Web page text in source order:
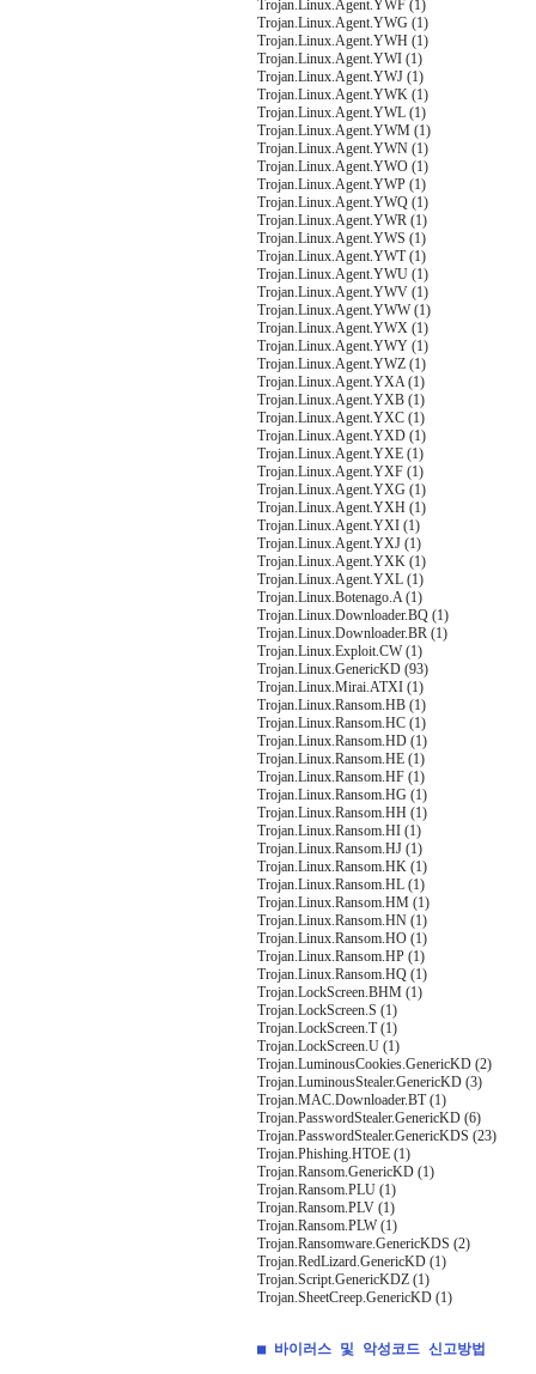
Trojan.Linux.Agent.YWF (1)
Trojan.Linux.Agent.YWG (1)
Trojan.Linux.Agent.YWH (1)
Trojan.Linux.Agent.YWI (1)
Trojan.Linux.Agent.YWJ (1)
Trojan.Linux.Agent.YWK (1)
Trojan.Linux.Agent.YWL (1)
Trojan.Linux.Agent.YWM (1)
Trojan.Linux.Agent.YWN (1)
Trojan.Linux.Agent.YWO (1)
Trojan.Linux.Agent.YWP (1)
Trojan.Linux.Agent.YWQ (1)
Trojan.Linux.Agent.YWR (1)
Trojan.Linux.Agent.YWS (1)
Trojan.Linux.Agent.YWT (1)
Trojan.Linux.Agent.YWU (1)
Trojan.Linux.Agent.YWV (1)
Trojan.Linux.Agent.YWW (1)
Trojan.Linux.Agent.YWX (1)
Trojan.Linux.Agent.YWY (1)
Trojan.Linux.Agent.YWZ (1)
Trojan.Linux.Agent.YXA (1)
Trojan.Linux.Agent.YXB (1)
Trojan.Linux.Agent.YXC (1)
Trojan.Linux.Agent.YXD (1)
Trojan.Linux.Agent.YXE (1)
Trojan.Linux.Agent.YXF (1)
Trojan.Linux.Agent.YXG (1)
Trojan.Linux.Agent.YXH (1)
Trojan.Linux.Agent.YXI (1)
Trojan.Linux.Agent.YXJ (1)
Trojan.Linux.Agent.YXK (1)
Trojan.Linux.Agent.YXL (1)
Trojan.Linux.Botenago.A (1)
Trojan.Linux.Downloader.BQ (1)
Trojan.Linux.Downloader.BR (1)
Trojan.Linux.Exploit.CW (1)
Trojan.Linux.GenericKD (93)
Trojan.Linux.Mirai.ATXI (1)
Trojan.Linux.Ransom.HB (1)
Trojan.Linux.Ransom.HC (1)
Trojan.Linux.Ransom.HD (1)
Trojan.Linux.Ransom.HE (1)
Trojan.Linux.Ransom.HF (1)
Trojan.Linux.Ransom.HG (1)
Trojan.Linux.Ransom.HH (1)
Trojan.Linux.Ransom.HI (1)
Trojan.Linux.Ransom.HJ (1)
Trojan.Linux.Ransom.HK (1)
Trojan.Linux.Ransom.HL (1)
Trojan.Linux.Ransom.HM (1)
Trojan.Linux.Ransom.HN (1)
Trojan.Linux.Ransom.HO (1)
Trojan.Linux.Ransom.HP (1)
Trojan.Linux.Ransom.HQ (1)
Trojan.LockScreen.BHM (1)
Trojan.LockScreen.S (1)
Trojan.LockScreen.T (1)
Trojan.LockScreen.U (1)
Trojan.LuminousCookies.GenericKD (2)
Trojan.LuminousStealer.GenericKD (3)
Trojan.MAC.Downloader.BT (1)
Trojan.PasswordStealer.GenericKD (6)
Trojan.PasswordStealer.GenericKDS (23)
Trojan.Phishing.HTOE (1)
Trojan.Ransom.GenericKD (1)
Trojan.Ransom.PLU (1)
Trojan.Ransom.PLV (1)
Trojan.Ransom.PLW (1)
Trojan.Ransomware.GenericKDS (2)
Trojan.RedLizard.GenericKD (1)
Trojan.Script.GenericKDZ (1)
Trojan.SheetCreep.GenericKD (1)
■ 바이러스 및 악성코드 신고방법